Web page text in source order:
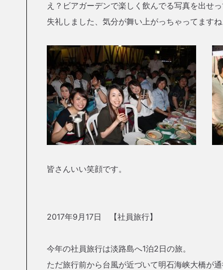
え？ビアガーデンで楽しく飲んでる写真を出せ
失礼しました、気分が舞い上がっちゃってます
皆さんいい笑顔です。
2017年9月17日 【社員旅行】
今年の社員旅行は淡路島へ1泊2日の旅。
ただ旅行前から台風が近づいて明石海峡大橋が